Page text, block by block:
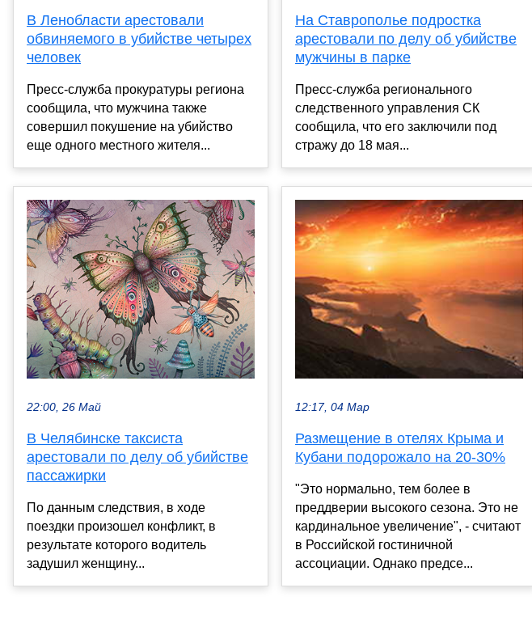
В Ленобласти арестовали
обвиняемого в убийстве четырех
человек
Пресс-служба прокуратуры региона
сообщила, что мужчина также
совершил покушение на убийство
еще одного местного жителя...
22:00, 26 Май
В Челябинске таксиста
арестовали по делу об убийстве
пассажирки
По данным следствия, в ходе
поездки произошел конфликт, в
результате которого водитель
задушил женщину...
На Ставрополье подростка
арестовали по делу об убийстве
мужчины в парке
Пресс-служба регионального
следственного управления СК
сообщила, что его заключили под
стражу до 18 мая...
12:17, 04 Мар
Размещение в отелях Крыма и
Кубани подорожало на 20-30%
"Это нормально, тем более в
преддверии высокого сезона. Это не
кардинальное увеличение", - считают
в Российской гостиничной
ассоциации. Однако предсе...